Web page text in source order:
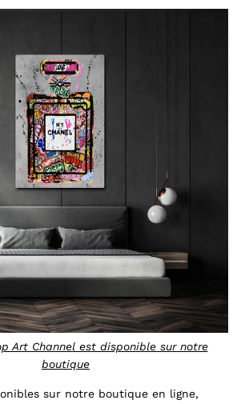
Art Channel est disponible sur notre
boutique
sur notre boutique en ligne,